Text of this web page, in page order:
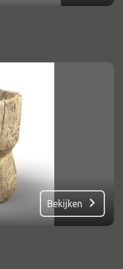
Bekijken